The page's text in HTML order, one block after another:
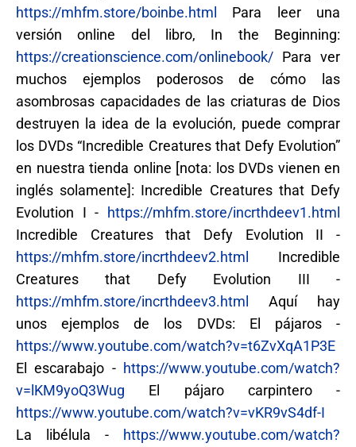
https://mhfm.store/boinbe.html Para leer una
versión online del libro, In the Beginning:
https://creationscience.com/onlinebook/ Para ver
muchos ejemplos poderosos de cómo las
asombrosas capacidades de las criaturas de Dios
destruyen la idea de la evolución, puede comprar
los DVDs “Incredible Creatures that Defy Evolution”
en nuestra tienda online [nota: los DVDs vienen en
inglés solamente]: Incredible Creatures that Defy
Evolution I - https://mhfm.store/incrthdeev1.html
Incredible Creatures that Defy Evolution II -
https://mhfm.store/incrthdeev2.html Incredible
Creatures that Defy Evolution III -
https://mhfm.store/incrthdeev3.html Aquí hay
unos ejemplos de los DVDs: El pájaros -
https://www.youtube.com/watch?v=t6ZvXqA1P3E
El escarabajo - https://www.youtube.com/watch?
v=lKM9yoQ3Wug El pájaro carpintero -
https://www.youtube.com/watch?v=vKR9vS4df-I
La libélula - https://www.youtube.com/watch?